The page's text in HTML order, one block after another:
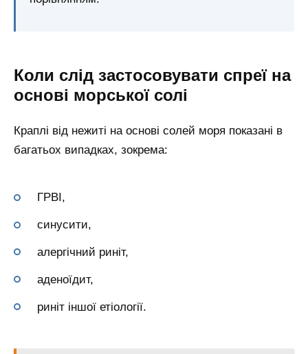
Коли слід застосовувати спреї на
основі морської солі
Краплі від нежиті на основі солей моря показані в
багатьох випадках, зокрема:
ГРВІ,
синусити,
алергічний риніт,
аденоїдит,
риніт іншої етіології.